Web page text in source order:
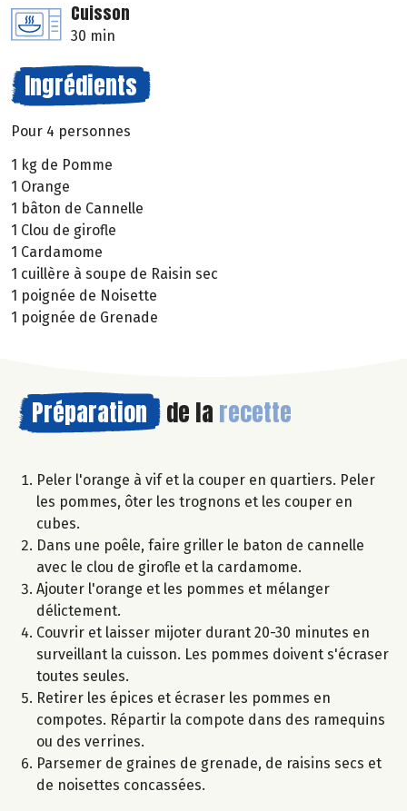
Cuisson
30 min
Ingrédients
Pour 4 personnes
1 kg de Pomme
1 Orange
1 bâton de Cannelle
1 Clou de girofle
1 Cardamome
1 cuillère à soupe de Raisin sec
1 poignée de Noisette
1 poignée de Grenade
Préparation de la recette
Peler l'orange à vif et la couper en quartiers. Peler
les pommes, ôter les trognons et les couper en
cubes.
Dans une poêle, faire griller le baton de cannelle
avec le clou de girofle et la cardamome.
Ajouter l'orange et les pommes et mélanger
délictement.
Couvrir et laisser mijoter durant 20-30 minutes en
surveillant la cuisson. Les pommes doivent s'écraser
toutes seules.
Retirer les épices et écraser les pommes en
compotes. Répartir la compote dans des ramequins
ou des verrines.
Parsemer de graines de grenade, de raisins secs et
de noisettes concassées.